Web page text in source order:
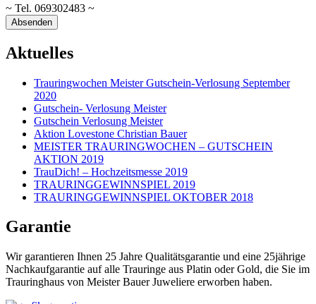
~ Tel. 069302483 ~
Aktuelles
Trauringwochen Meister Gutschein-Verlosung September
2020
Gutschein- Verlosung Meister
Gutschein Verlosung Meister
Aktion Lovestone Christian Bauer
MEISTER TRAURINGWOCHEN – GUTSCHEIN
AKTION 2019
TrauDich! – Hochzeitsmesse 2019
TRAURINGGEWINNSPIEL 2019
TRAURINGGEWINNSPIEL OKTOBER 2018
Garantie
Wir garantieren Ihnen 25 Jahre Qualitätsgarantie und eine 25jährige
Nachkaufgarantie auf alle Trauringe aus Platin oder Gold, die Sie im
Trauringhaus von Meister Bauer Juweliere erworben haben.